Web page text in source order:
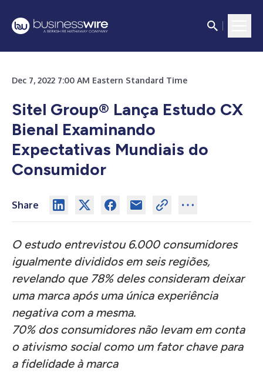
Dec 7, 2022 7:00 AM Eastern Standard Time
Sitel Group® Lança Estudo CX
Bienal Examinando
Expectativas Mundiais do
Consumidor
Share
O estudo entrevistou 6.000 consumidores
igualmente divididos em seis regiões,
revelando que 78% deles consideram deixar
uma marca após uma única experiência
negativa com a mesma.
70% dos consumidores não levam em conta
o ativismo social como um fator chave para
a fidelidade à marca